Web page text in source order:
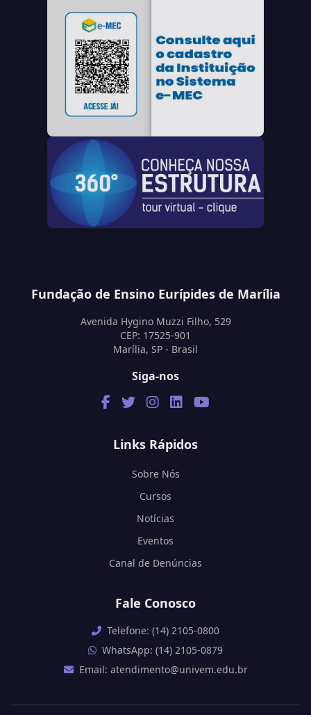
Fundação de Ensino Eurípides de Marília
Avenida Hygino Muzzi Filho, 529
CEP: 17525-901
Marília, SP - Brasil
Siga-nos
Links Rápidos
Sobre Nós
Cursos
Notícias
Eventos
Canal de Denúncias
Fale Conosco
Telefone: (14) 2105-0800
WhatsApp: (14) 2105-0879
Email: atendimento@univem.edu.br